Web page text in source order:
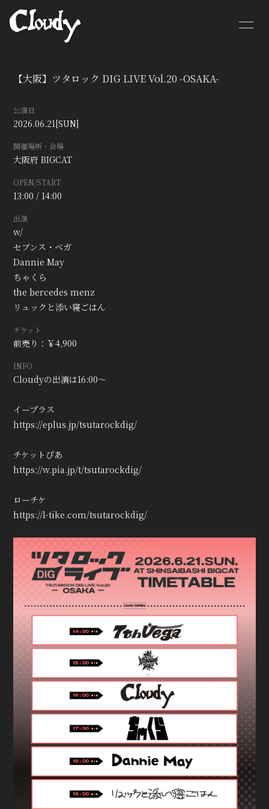
MOVIE
CONTACT
【大阪】ツタロック DIG LIVE Vol.20 -OSAKA-
公演日
2026.06.21[SUN]
開催場所・会場
大阪府BIGCAT
OPEN/START
13:00 / 14:00
出演
w/
セブンス・ベガ
Dannie May
ちゃくら
the bercedes menz
リュックと添い寝ごはん
チケット
前売り：￥4,900
INFO
Cloudyの出演は16:00〜
イープラス
https://eplus.jp/tsutarockdig/
チケットぴあ
https://w.pia.jp/t/tsutarockdig/
ローチケ
https://l-tike.com/tsutarockdig/